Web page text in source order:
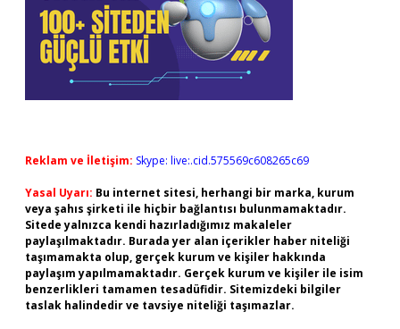
Reklam ve İletişim: Skype: live:.cid.575569c608265c69
Yasal Uyarı: Bu internet sitesi, herhangi bir marka, kurum
veya şahıs şirketi ile hiçbir bağlantısı bulunmamaktadır.
Sitede yalnızca kendi hazırladığımız makaleler
paylaşılmaktadır. Burada yer alan içerikler haber niteliği
taşımamakta olup, gerçek kurum ve kişiler hakkında
paylaşım yapılmamaktadır. Gerçek kurum ve kişiler ile isim
benzerlikleri tamamen tesadüfidir. Sitemizdeki bilgiler
taslak halindedir ve tavsiye niteliği taşımazlar.